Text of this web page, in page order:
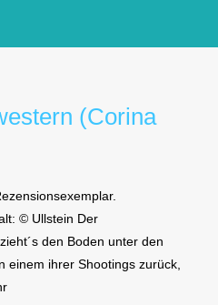
(Corina
Der
den Boden unter den
einem ihrer Shootings zurück,